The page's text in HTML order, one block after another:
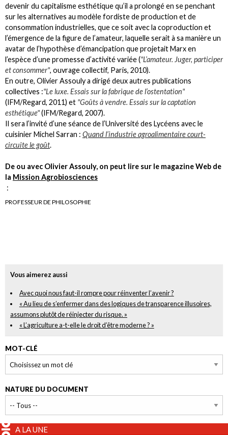
devenir du capitalisme esthétique qu’il a prolongé en se penchant
sur les alternatives au modèle fordiste de production et de
consommation industrielles, que ce soit avec la coproduction et
l’émergence de la figure de l’amateur, laquelle serait à sa manière un
avatar de l’hypothèse d’émancipation que projetait Marx en
l’espèce d’une promesse d’activité variée ("L’amateur. Juger, participer
et consommer", ouvrage collectif, Paris, 2010).
En outre, Olivier Assouly a dirigé deux autres publications
collectives :"Le luxe. Essais sur la fabrique de l’ostentation"
(IFM/Regard, 2011) et "Goûts à vendre. Essais sur la captation
esthétique"(IFM/Regard, 2007).
Il sera l’invité d’une séance de l’Université des Lycéens avec le
cuisinier Michel Sarran : Quand l’industrie agroalimentaire court-
circuite le goût.
De ou avec Olivier Assouly, on peut lire sur le magazine Web de
la Mission Agrobiosciences
:
PROFESSEUR DE PHILOSOPHIE
Vous aimerez aussi
Avec quoi nous faut-il rompre pour réinventer l’avenir ?
« Au lieu de s’enfermer dans des logiques de transparence illusoires,
assumons plutôt de réinjecter du risque. »
« L’agriculture a-t-elle le droit d’être moderne ? »
MOT-CLÉ
NATURE DU DOCUMENT
A LA UNE